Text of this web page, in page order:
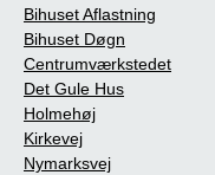
Bihuset Aflastning
Bihuset Døgn
Centrumværkstedet
Det Gule Hus
Holmehøj
Kirkevej
Nymarksvej